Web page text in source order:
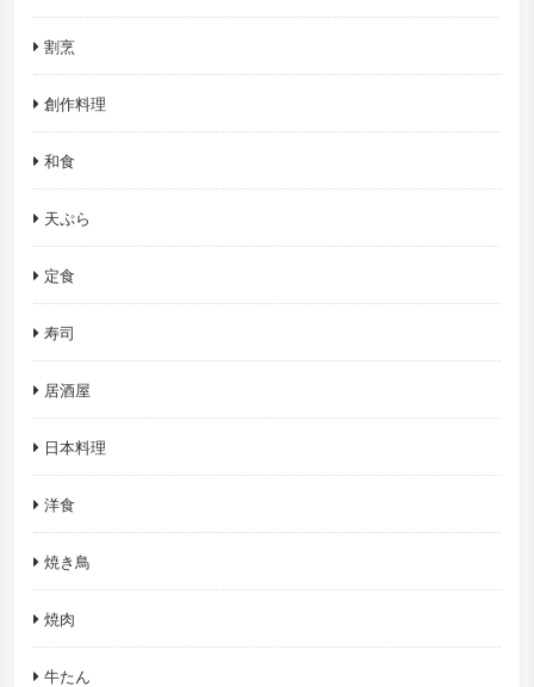
割烹
創作料理
和食
天ぷら
定食
寿司
居酒屋
日本料理
洋食
焼き鳥
焼肉
牛たん